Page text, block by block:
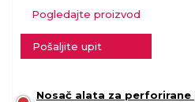
Pogledajte proizvod
Pošaljite upit
Nosač alata za perforirane